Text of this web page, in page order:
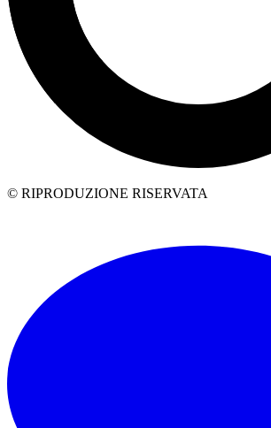
© RIPRODUZIONE RISERVATA